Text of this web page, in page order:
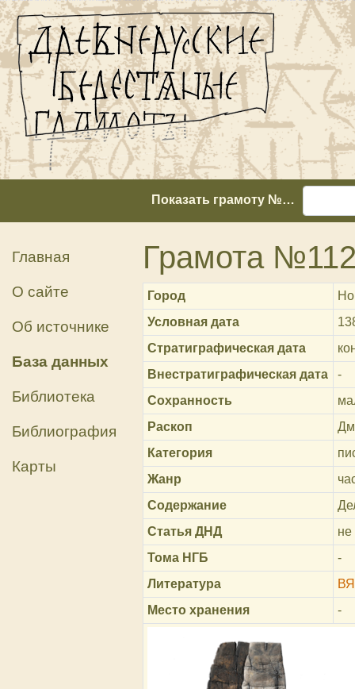
Показать грамоту №…
Главная
О сайте
Об источнике
База данных
Библиотека
Библиография
Карты
Грамота
Город
Условная дата
Стратиграфическая дата
Внестратиграфическая дата
-
Сохранность
Раскоп
Категория
Жанр
Содержание
Статья ДНД
Тома НГБ
-
Литература
Место хранения
-